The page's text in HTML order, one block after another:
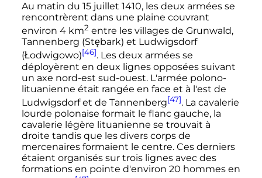
Au matin du 15 juillet 1410, les deux armées se
rencontrèrent dans une plaine couvrant
environ 4 km2 entre les villages de Grunwald,
Tannenberg (Stębark) et Ludwigsdorf
(Łodwigowo)[46]. Les deux armées se
déployèrent en deux lignes opposées suivant
un axe nord-est sud-ouest. L'armée polono-
lituanienne était rangée en face et à l'est de
Ludwigsdorf et de Tannenberg[47]. La cavalerie
lourde polonaise formait le flanc gauche, la
cavalerie légère lituanienne se trouvait à
droite tandis que les divers corps de
mercenaires formaient le centre. Ces derniers
étaient organisés sur trois lignes avec des
formations en pointe d'environ 20 hommes en